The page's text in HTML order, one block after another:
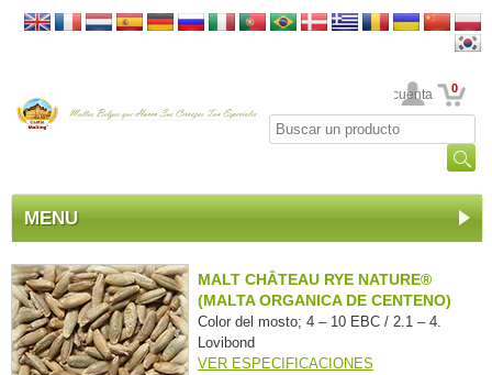
Su cuenta 0
MENU
MALT CHÂTEAU RYE NATURE®
(MALTA ORGANICA DE CENTENO)
Color del mosto; 4 – 10 EBC / 2.1 – 4.
Lovibond
VER ESPECIFICACIONES